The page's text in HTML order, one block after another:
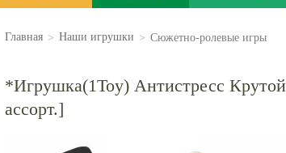
Главная > Наши игрушки > Сюжетно-ролевые игры
*Игрушка(1Toy) Антистресс
ассорт.]